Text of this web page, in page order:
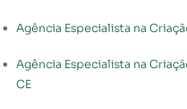
Agência Especialista na
Agência Especialista na
CE